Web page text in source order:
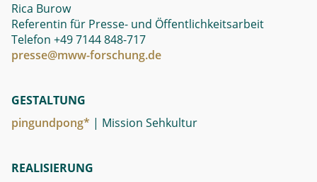
Rica Burow
Referentin für Presse- und Öffentlichkeitsarbeit
Telefon +49 7144 848-717
presse@mww-forschung.de
GESTALTUNG
pingundpong* | Mission Sehkultur
REALISIERUNG